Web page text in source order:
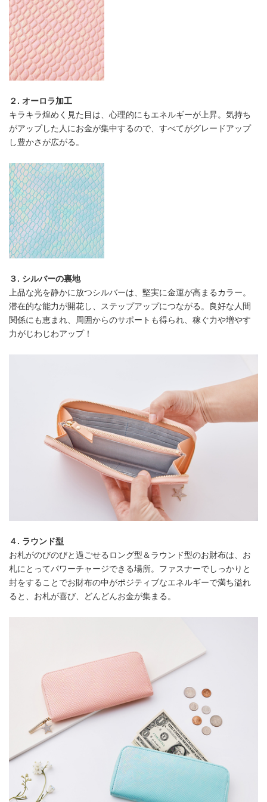
２. オーロラ加工
キラキラ煌めく見た目は、心理的にもエネルギーが上昇。気持ち
がアップした人にお金が集中するので、すべてがグレードアップ
し豊かさが広がる。
３. シルバーの裏地
上品な光を静かに放つシルバーは、堅実に金運が高まるカラー。
潜在的な能力が開花し、ステップアップにつながる。良好な人間
関係にも恵まれ、周囲からのサポートも得られ、稼ぐ力や増やす
力がじわじわアップ！
４. ラウンド型
お札がのびのびと過ごせるロング型＆ラウンド型のお財布は、お
札にとってパワーチャージできる場所。ファスナーでしっかりと
封をすることでお財布の中がポジティブなエネルギーで満ち溢れ
ると、お札が喜び、どんどんお金が集まる。